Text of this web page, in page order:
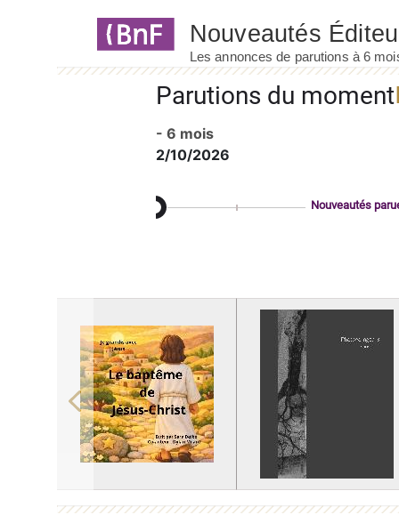
Parutions du moment
- 6 mois
2/10/2026
Nouveautés
Previous